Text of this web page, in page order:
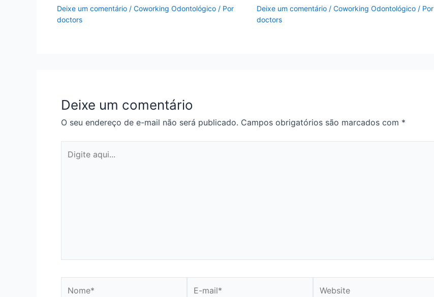
Deixe um comentário / Coworking Odontológico / Por
doctors
Deixe um comentário / Coworking Odontológico/ Por
doctors
Deixe um comentário
O seu endereço de e-mail não será publicado. Campos obrigatórios são marcados com *
aqui...